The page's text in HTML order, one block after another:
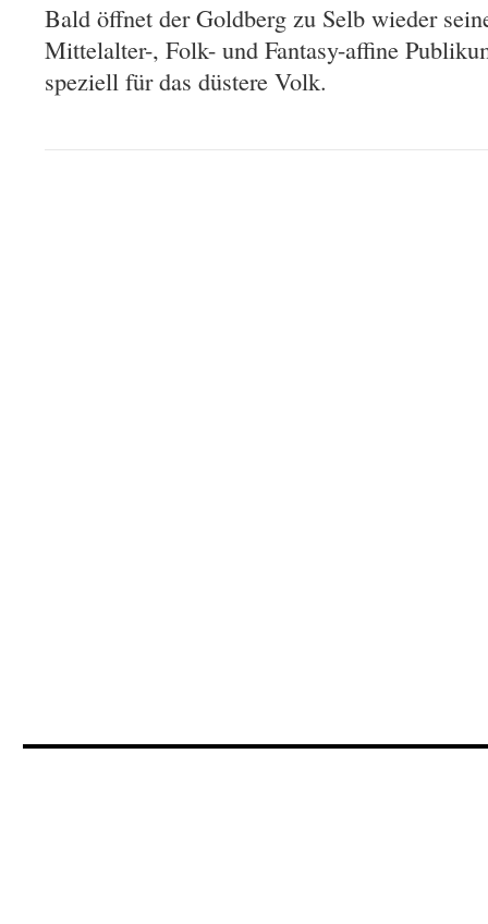
Bald öffnet der Goldberg zu Selb wieder
Mittelalter-, Folk- und Fantasy-affine
speziell für das düstere Volk.